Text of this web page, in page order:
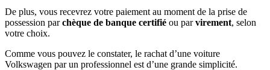
De plus, vous recevrez votre paiement au moment de la prise de
possession parchèque de banque certifié ou parvirement, selon
votre choix.
Comme vous pouvez le constater, le rachat d’une voiture
Volkswagen par un professionnel est d’une grande simplicité.